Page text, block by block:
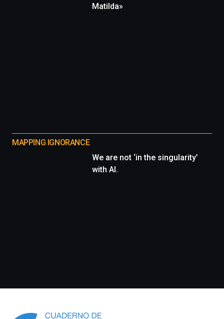
Matilda»
MAPPING IGNORANCE
We are not ‘in the singularity’
with AI.